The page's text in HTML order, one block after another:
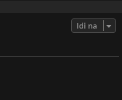
g
Idi na